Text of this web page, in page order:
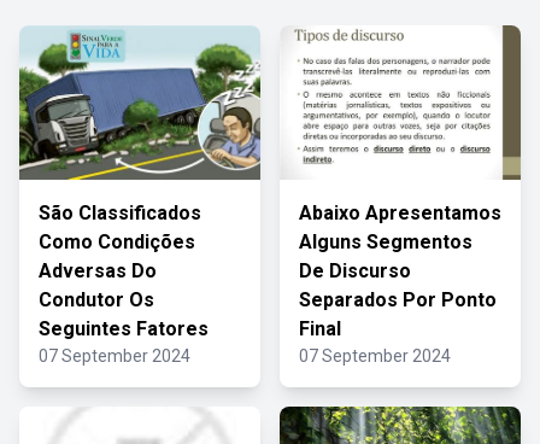
São Classificados
Como Condições
Adversas Do
Condutor Os
Seguintes Fatores
07 September 2024
Abaixo Apresentamos
Alguns Segmentos
De Discurso
Separados Por Ponto
Final
07 September 2024